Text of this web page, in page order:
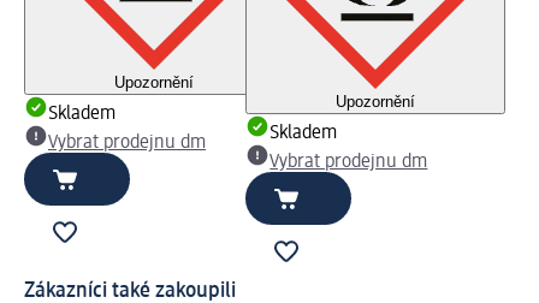
Upozornění
Skladem
Vybrat prodejnu dm
Upozornění
Skladem
Vybrat prodejnu dm
Zákazníci také zakoupili